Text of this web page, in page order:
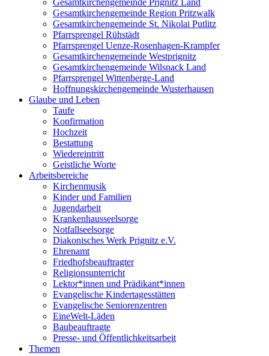
Gesamtkirchengemeinde Prignitz Land
Gesamtkirchengemeinde Region Pritzwalk
Gesamtkirchengemeinde St. Nikolai Putlitz
Pfarrsprengel Rühstädt
Pfarrsprengel Uenze-Rosenhagen-Krampfer
Gesamtkirchengemeinde Westprignitz
Gesamtkirchengemeinde Wilsnack Land
Pfarrsprengel Wittenberge-Land
Hoffnungskirchengemeinde Wusterhausen
Glaube und Leben
Taufe
Konfirmation
Hochzeit
Bestattung
Wiedereintritt
Geistliche Worte
Arbeitsbereiche
Kirchenmusik
Kinder und Familien
Jugendarbeit
Krankenhausseelsorge
Notfallseelsorge
Diakonisches Werk Prignitz e.V.
Ehrenamt
Friedhofsbeauftragter
Religionsunterricht
Lektor*innen und Prädikant*innen
Evangelische Kindertagesstätten
Evangelische Seniorenzentren
EineWelt-Läden
Baubeauftragte
Presse- und Öffentlichkeitsarbeit
Themen